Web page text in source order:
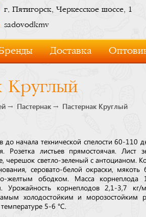
г. Пятигорск, Черкесское шоссе, 1
sadovodkmv
Доставка
Круглый
Пастернак Пастернак Круглый
до начала технической спелости 60-110
Розетка листьев прямостоячая. Лист
черешок светло-зеленый с антоцианом.
серовато-белой окраски, мякоть
желтым ободком. Масса корнеплода
Урожайность корнеплодов 2,1-3,7 кг/
холодостойким и морозостойким
5-6 °C.